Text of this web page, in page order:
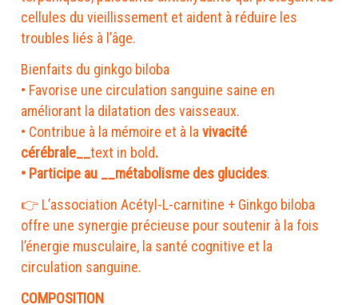
cellules du vieillissement et aident à réduire les
troubles liés à l’âge.
Bienfaits du ginkgo biloba
• Favorise une circulation sanguine saine en
améliorant la dilatation des vaisseaux.
• Contribue à la mémoire et à lavivacité
cérébrale__text in bold.
• Participe au __métabolisme des glucides.
👉 L’association Acétyl-L-carnitine + Ginkgo biloba
offre une synergie précieuse pour soutenir à la fois
l’énergie musculaire, la santé cognitive et la
circulation sanguine.
COMPOSITION